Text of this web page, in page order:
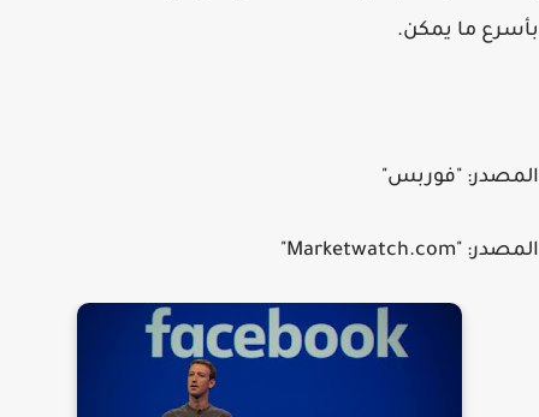
بأسرع ما يمكن.
المصدر: "فوربس"
المصدر: "Marketwatch.com"